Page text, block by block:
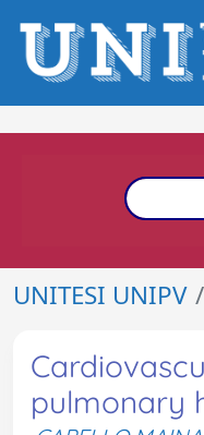
UNITESI UNIPV
pulmonary